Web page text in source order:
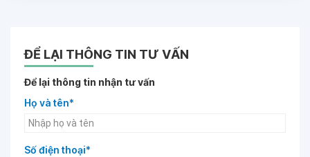
ĐỂ LẠI THÔNG TIN TƯ VẤN
Để lại thông tin nhận tư vấn
Họ và tên*
Số điện thoại*